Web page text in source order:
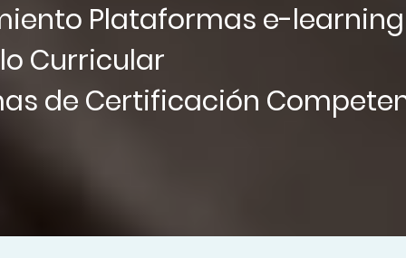
Plataformas e-learning
Curricular
de Certificación